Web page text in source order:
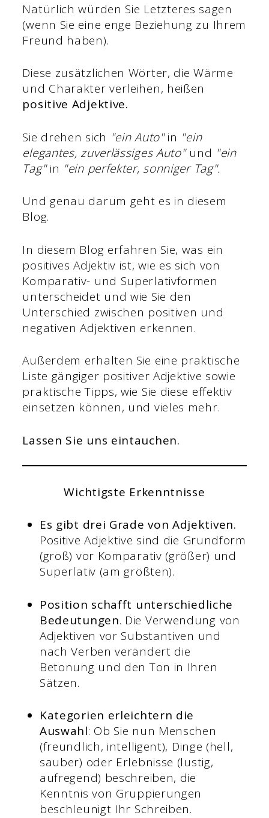
Natürlich würden Sie Letzteres sagen
(wenn Sie eine enge Beziehung zu Ihrem
Freund haben).
Diese zusätzlichen Wörter, die Wärme
und Charakter verleihen, heißen
positive Adjektive.
Sie drehen sich "ein Auto"in "ein
elegantes, zuverlässiges Auto"und "ein
Tag"in "ein perfekter, sonniger Tag".
Und genau darum geht es in diesem
Blog.
In diesem Blog erfahren Sie, was ein
positives Adjektiv ist, wie es sich von
Komparativ- und Superlativformen
unterscheidet und wie Sie den
Unterschied zwischen positiven und
negativen Adjektiven erkennen.
Außerdem erhalten Sie eine praktische
Liste gängiger positiver Adjektive sowie
praktische Tipps, wie Sie diese effektiv
einsetzen können, und vieles mehr.
Lassen Sie uns eintauchen.
Wichtigste Erkenntnisse
Es gibt drei Grade von Adjektiven.
Positive Adjektive sind die Grundform
(groß) vor Komparativ (größer) und
Superlativ (am größten).
Position schafft unterschiedliche
Bedeutungen. Die Verwendung von
Adjektiven vor Substantiven und
nach Verben verändert die
Betonung und den Ton in Ihren
Sätzen.
Kategorien erleichtern die
Auswahl: Ob Sie nun Menschen
(freundlich, intelligent), Dinge (hell,
sauber) oder Erlebnisse (lustig,
aufregend) beschreiben, die
Kenntnis von Gruppierungen
beschleunigt Ihr Schreiben.